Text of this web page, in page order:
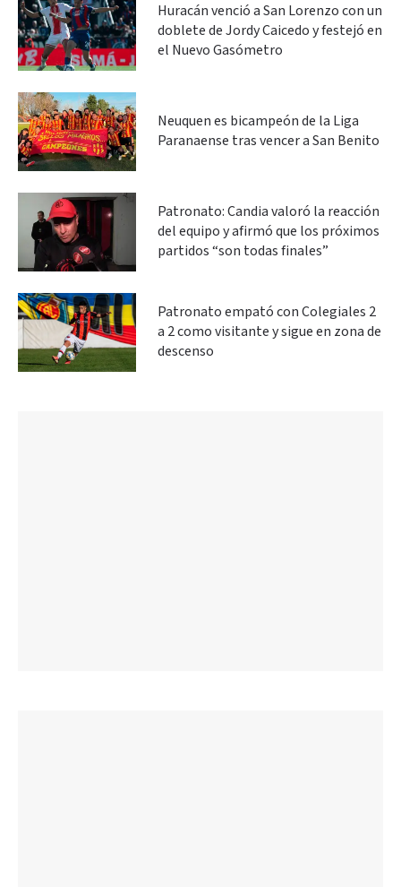
Huracán venció a San Lorenzo con un
doblete de Jordy Caicedo y festejó en
el Nuevo Gasómetro
Neuquen es bicampeón de la Liga
Paranaense tras vencer a San Benito
Patronato: Candia valoró la reacción
del equipo y afirmó que los próximos
partidos “son todas finales”
Patronato empató con Colegiales 2
a 2 como visitante y sigue en zona de
descenso